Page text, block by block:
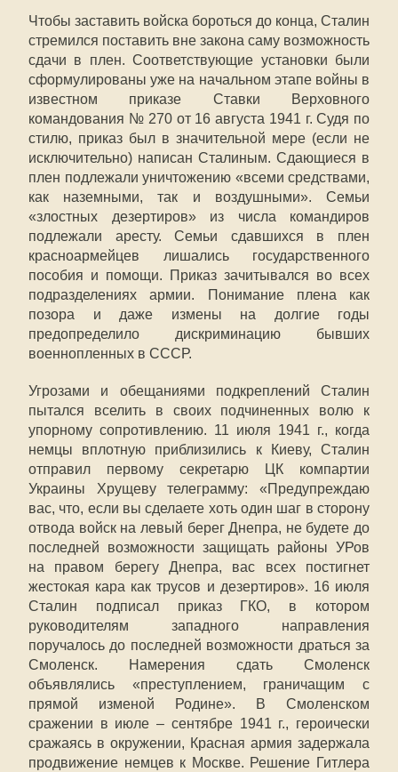
Чтобы заставить войска бороться до конца, Сталин
стремился поставить вне закона саму возможность
сдачи в плен. Соответствующие установки были
сформулированы уже на начальном этапе войны в
известном приказе Ставки Верховного
командования № 270 от 16 августа 1941 г. Судя по
стилю, приказ был в значительной мере (если не
исключительно) написан Сталиным. Сдающиеся в
плен подлежали уничтожению «всеми средствами,
как наземными, так и воздушными». Семьи
«злостных дезертиров» из числа командиров
подлежали аресту. Семьи сдавшихся в плен
красноармейцев лишались государственного
пособия и помощи. Приказ зачитывался во всех
подразделениях армии. Понимание плена как
позора и даже измены на долгие годы
предопределило дискриминацию бывших
военнопленных в СССР.
Угрозами и обещаниями подкреплений Сталин
пытался вселить в своих подчиненных волю к
упорному сопротивлению. 11 июля 1941 г., когда
немцы вплотную приблизились к Киеву, Сталин
отправил первому секретарю ЦК компартии
Украины Хрущеву телеграмму: «Предупреждаю
вас, что, если вы сделаете хоть один шаг в сторону
отвода войск на левый берег Днепра, не будете до
последней возможности защищать районы УРов
на правом берегу Днепра, вас всех постигнет
жестокая кара как трусов и дезертиров». 16 июля
Сталин подписал приказ ГКО, в котором
руководителям западного направления
поручалось до последней возможности драться за
Смоленск. Намерения сдать Смоленск
объявлялись «преступлением, граничащим с
прямой изменой Родине». В Смоленском
сражении в июле – сентябре 1941 г., героически
сражаясь в окружении, Красная армия задержала
продвижение немцев к Москве. Решение Гитлера